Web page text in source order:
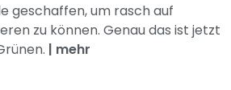
geschaffen, um rasch auf
zu können. Genau das ist jetzt
| mehr